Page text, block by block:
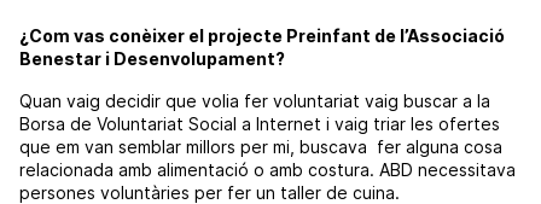
¿Com vas conèixer el projecte Preinfant de l’Associació
Benestar i Desenvolupament?
Quan vaig decidir que volia fer voluntariat vaig buscar a la
Borsa de Voluntariat Social a Internet i vaig triar les ofertes
que em van semblar millors per mi, buscava fer alguna cosa
relacionada amb alimentació o amb costura. ABD necessitava
persones voluntàries per fer un taller de cuina.